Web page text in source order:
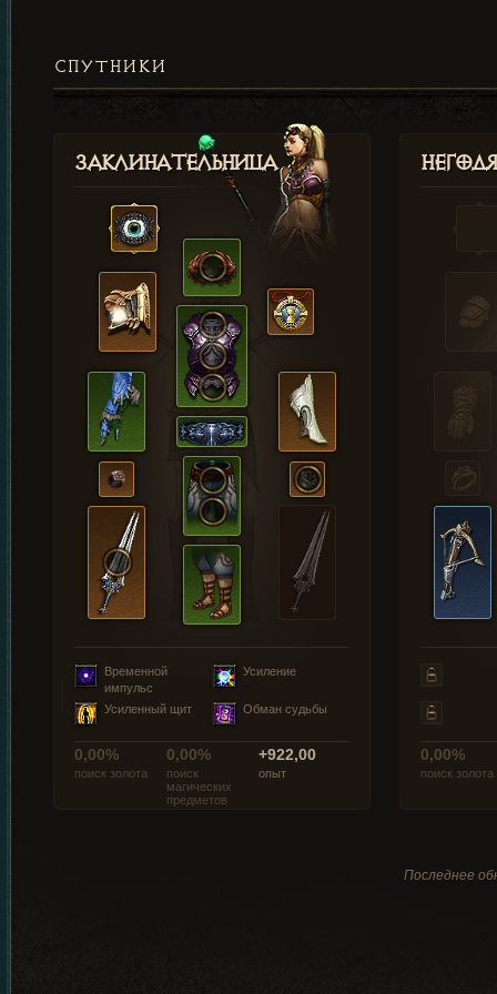
СПУТНИКИ
Заклинательница
Временной
импульс
Усиление
Усиленный щит Обман судьбы
0,00%
поиск золота
0,00%
поиск
магических
предметов
+922,00
опыт
0,00%
поиск золота
Последнее